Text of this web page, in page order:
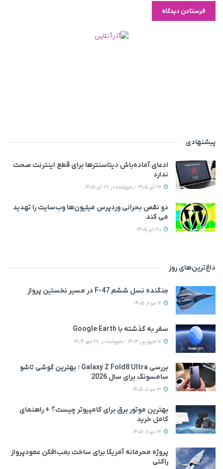
پیشنهادی
ادعای آماده‌باش دیتاسنترها برای قطع اینترنت صحت
ندارد
دو نقص بحرانی وردپرس میلیون‌ها وب‌سایت را تهدید
می‌ کند
داغ‌ترین‌های روز
جنگنده نسل ششم F-47 در مسیر نخستین پرواز
سفر به گذشته با Google Earth
بررسی Galaxy Z Fold8 Ultra ؛ بهترین گوشی تاشو
سامسونگ برای سال 2026
بهترین موتور برق برای کامپیوتر چیست؟ + راهنمای
کامل خرید
پروژه محرمانه آمریکا برای ساخت بمب‌افکن عمودپرواز
راکتی